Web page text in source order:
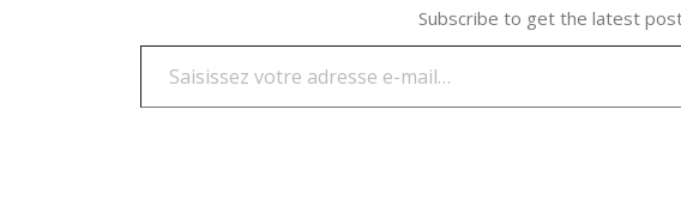
Subscribe to get the latest